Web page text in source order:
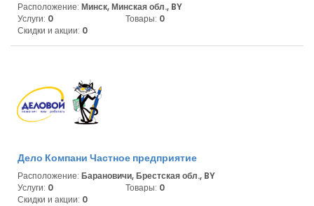
Расположение: Минск, Минская обл., BY
Услуги: 0 Товары: 0
Скидки и акции: 0
Дело Компани Частное предприятие
Расположение: Барановичи, Брестская обл., BY
Услуги: 0 Товары: 0
Скидки и акции: 0